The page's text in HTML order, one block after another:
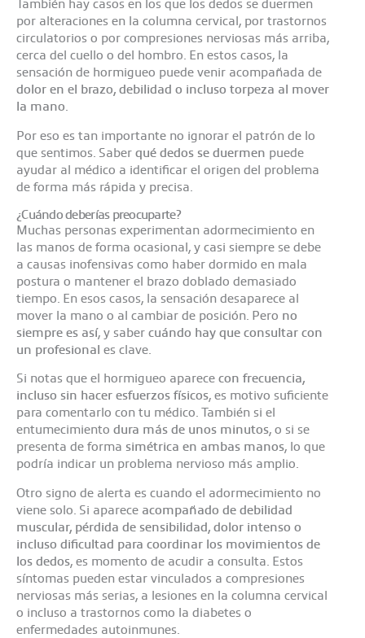
También hay casos en los que los dedos se duermen
por alteraciones en la columna cervical, por trastornos
circulatorios o por compresiones nerviosas más arriba,
cerca del cuello o del hombro. En estos casos, la
sensación de hormigueo puede venir acompañada de
dolor en el brazo, debilidad o incluso torpeza al mover
la mano.
Por eso es tan importante no ignorar el patrón de lo
que sentimos. Saber qué dedos se duermen puede
ayudar al médico a identificar el origen del problema
de forma más rápida y precisa.
¿Cuándo deberías preocuparte?
Muchas personas experimentan adormecimiento en
las manos de forma ocasional, y casi siempre se debe
a causas inofensivas como haber dormido en mala
postura o mantener el brazo doblado demasiado
tiempo. En esos casos, la sensación desaparece al
mover la mano o al cambiar de posición. Pero no
siempre es así, y saber cuándo hay que consultar con
un profesional es clave.
Si notas que el hormigueo aparece con frecuencia,
incluso sin hacer esfuerzos físicos, es motivo suficiente
para comentarlo con tu médico. También si el
entumecimiento dura más de unos minutos, o si se
presenta de forma simétrica en ambas manos, lo que
podría indicar un problema nervioso más amplio.
Otro signo de alerta es cuando el adormecimiento no
viene solo. Si aparece acompañado de debilidad
muscular, pérdida de sensibilidad, dolor intenso o
incluso dificultad para coordinar los movimientos de
los dedos, es momento de acudir a consulta. Estos
síntomas pueden estar vinculados a compresiones
nerviosas más serias, a lesiones en la columna cervical
o incluso a trastornos como la diabetes o
enfermedades autoinmunes.